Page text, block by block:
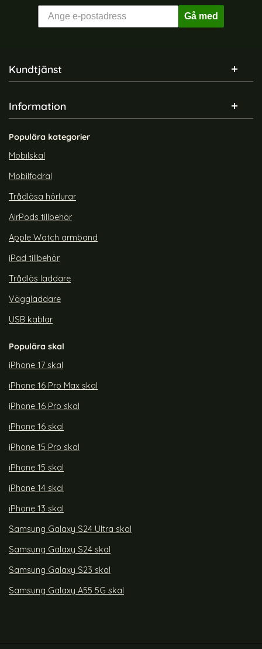
Gå med
Sidfot Blandad info och länkar
Kundtjänst
Information
Populära kategorier
Mobilskal
Mobilfodral
Trådlösa hörlurar
AirPods tillbehör
Apple Watch armband
iPad tillbehör
Trådlös laddare
Väggladdare
USB kablar
Populära skal
iPhone 17 skal
iPhone 16 Pro Max skal
iPhone 16 Pro skal
iPhone 16 skal
iPhone 15 Pro skal
iPhone 15 skal
iPhone 14 skal
iPhone 13 skal
Samsung Galaxy S24 Ultra skal
Samsung Galaxy S24 skal
Samsung Galaxy S23 skal
Samsung Galaxy A55 5G skal